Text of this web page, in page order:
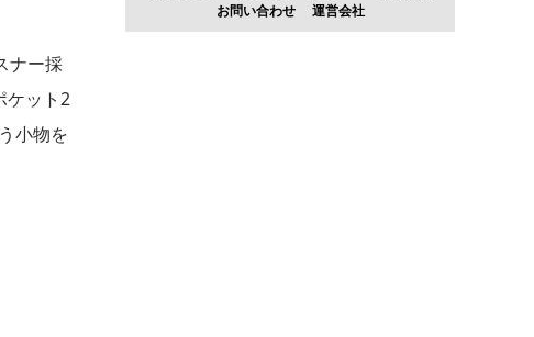
ナー採
ケット2
小物を
お問い合わせ 運営会社